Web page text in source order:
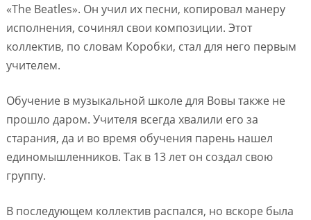
«The Beatles». Он учил их песни, копировал манеру
исполнения, сочинял свои композиции. Этот
коллектив, по словам Коробки, стал для него первым
учителем.
Обучение в музыкальной школе для Вовы также не
прошло даром. Учителя всегда хвалили его за
старания, да и во время обучения парень нашел
единомышленников. Так в 13 лет он создал свою
группу.
В последующем коллектив распался, но вскоре была